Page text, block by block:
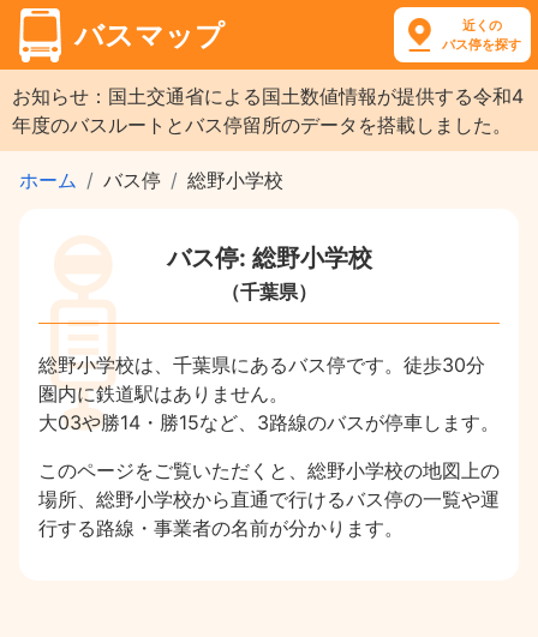
バスマップ
近くの
バス停を探す
お知らせ：国土交通省による国土数値情報が提供する令和4
年度のバスルートとバス停留所のデータを搭載しました。
ホーム バス停 総野小学校
バス停: 総野小学校
（千葉県）
総野小学校は、千葉県にあるバス停です。徒歩30分
圏内に鉄道駅はありません。
大03や勝14・勝15など、3路線のバスが停車します。
このページをご覧いただくと、総野小学校の地図上の
場所、総野小学校から直通で行けるバス停の一覧や運
行する路線・事業者の名前が分かります。